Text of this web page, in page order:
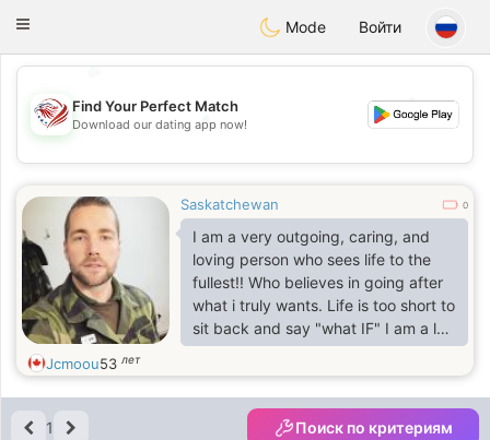
Dating
Toggle
Mode Войти
💖
💕
💖
💕
Find Your Perfect Match
Download our dating app now!
Saskatchewan 0
I am a very outgoing, caring, and
loving person who sees life to the
fullest!! Who believes in going after
what i truly wants. Life is too short to
sit back and say "what IF" I am a lot
of fun, but I do have values. More
about me, I am 6feet 0 inches tall,
straight forward person,
Jcmoou53 лет
1 Поиск по критериям